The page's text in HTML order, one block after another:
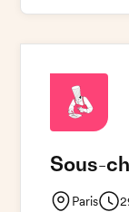
cuisinier et
Sous-
Paris